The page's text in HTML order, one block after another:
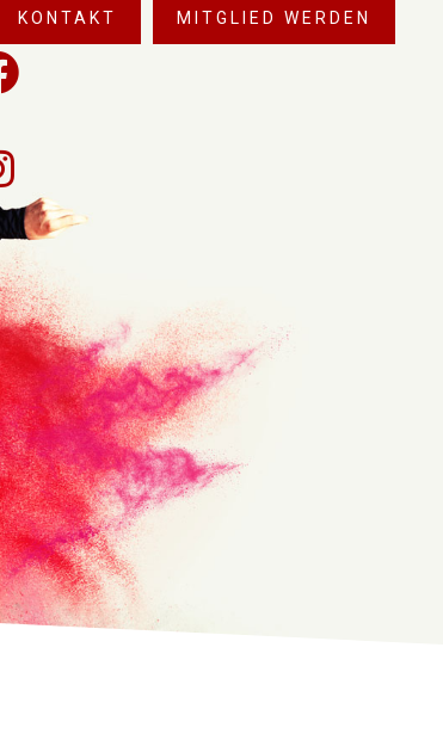
KONTAKT MITGLIED WERDEN